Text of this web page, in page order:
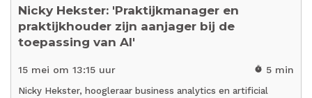
Nicky Hekster: 'Praktijkmanager en
praktijkhouder zijn aanjager bij de
toepassing van AI'
15 mei om 13:15 uur timer 5 min
Nicky Hekster, hoogleraar business analytics en artificial